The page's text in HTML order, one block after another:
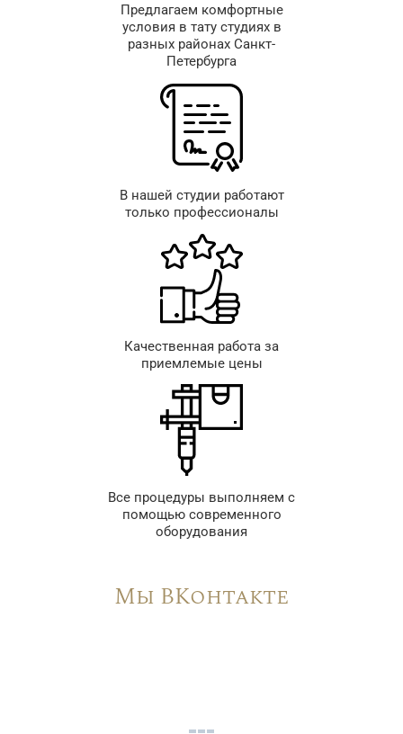
Предлагаем комфортные
условия в тату студиях в
разных районах Санкт-
Петербурга
В нашей студии работают
только профессионалы
Качественная работа за
приемлемые цены
Все процедуры выполняем с
помощью современного
оборудования
Мы ВКонтакте